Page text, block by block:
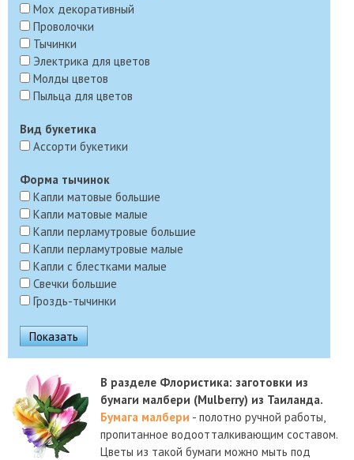
Мох декоративный
Проволочки
Тычинки
Электрика для цветов
Молды цветов
Пыльца для цветов
Вид букетика
Ассорти букетики
Форма тычинок
Капли матовые большие
Капли матовые малые
Капли перламутровые большие
Капли перламутровые малые
Капли с блестками малые
Свечки большие
Гроздь-тычинки
В разделе Флористика: заготовки из
бумаги малбери (Mulberry) из Таиланда.
Бумага малбери - полотно ручной работы,
пропитанное водоотталкивающим составом.
Цветы из такой бумаги можно мыть под